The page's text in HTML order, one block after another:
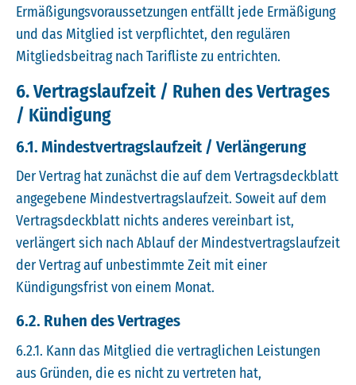
Ermäßigungsvoraussetzungen entfällt jede Ermäßigung
und das Mitglied ist verpflichtet, den regulären
Mitgliedsbeitrag nach Tarifliste zu entrichten.
6. Vertragslaufzeit / Ruhen des Vertrages
/ Kündigung
6.1. Mindestvertragslaufzeit / Verlängerung
Der Vertrag hat zunächst die auf dem Vertragsdeckblatt
angegebene Mindestvertragslaufzeit. Soweit auf dem
Vertragsdeckblatt nichts anderes vereinbart ist,
verlängert sich nach Ablauf der Mindestvertragslaufzeit
der Vertrag auf unbestimmte Zeit mit einer
Kündigungsfrist von einem Monat.
6.2. Ruhen des Vertrages
6.2.1. Kann das Mitglied die vertraglichen Leistungen
aus Gründen, die es nicht zu vertreten hat,